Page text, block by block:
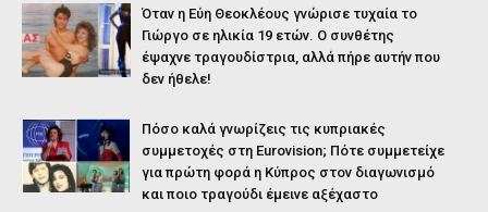
Όταν η Εύη Θεοκλέους γνώρισε τυχαία το
Γιώργο σε ηλικία 19 ετών. Ο συνθέτης
έψαχνε τραγουδίστρια, αλλά πήρε αυτήν που
δεν ήθελε!
Πόσο καλά γνωρίζεις τις κυπριακές
συμμετοχές στη Eurovision; Πότε συμμετείχε
για πρώτη φορά η Κύπρος στον διαγωνισμό
και ποιο τραγούδι έμεινε αξέχαστο